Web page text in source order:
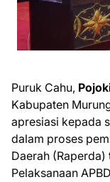
Puruk Cahu,
Kabupaten
apresiasi kepada
dalam proses
Daerah
Pelaksanaan